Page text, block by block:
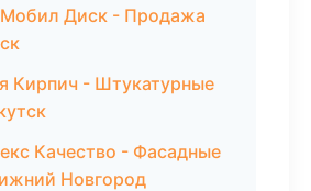
Диск - Продажа
Кирпич - Штукатурные
Качество - Фасадные
Новгород